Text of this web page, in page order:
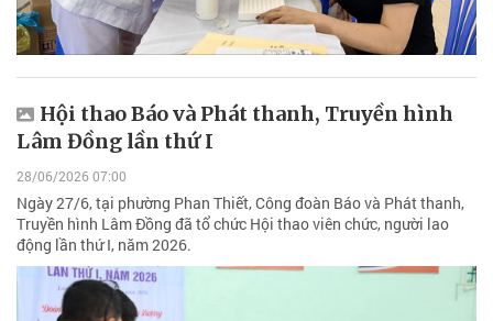
Hội thao Báo và Phát thanh, Truyền hình
Lâm Đồng lần thứ I
28/06/2026 07:00
Ngày 27/6, tại phường Phan Thiết, Công đoàn Báo và Phát thanh,
Truyền hình Lâm Đồng đã tổ chức Hội thao viên chức, người lao
động lần thứ I, năm 2026.